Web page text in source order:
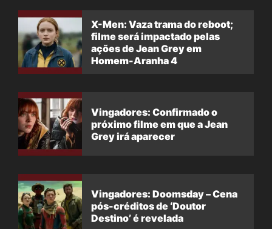
X-Men: Vaza trama do reboot;
filme será impactado pelas
ações de Jean Grey em
Homem-Aranha 4
Vingadores: Confirmado o
próximo filme em que a Jean
Grey irá aparecer
Vingadores: Doomsday – Cena
pós-créditos de ‘Doutor
Destino’ é revelada